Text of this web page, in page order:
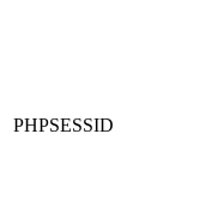
PHPSESSID